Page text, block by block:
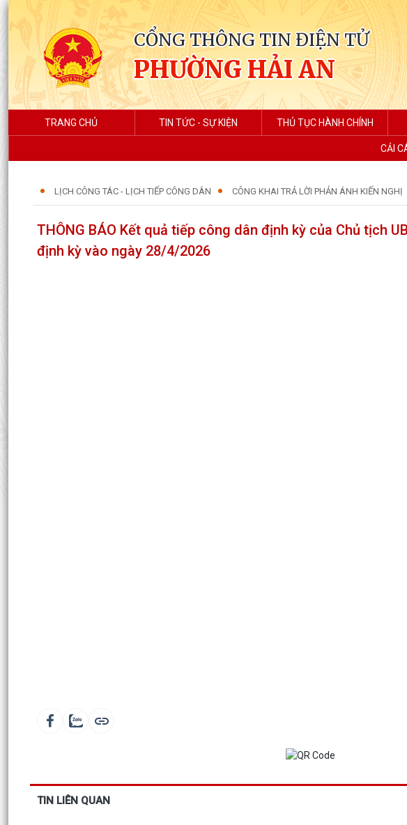
CỔNG THÔNG TIN ĐIỆN TỬ
PHƯỜNG HẢI AN
TRANG CHỦ TIN TỨC - SỰ KIỆN THỦ TỤC HÀNH CHÍNH
CẢI
LỊCH CÔNG TÁC - LỊCH TIẾP CÔNG DÂN CÔNG KHAI TRẢ LỜI PHẢN ÁNH KIẾN NGHỊ
THÔNG BÁO Kết quả tiếp công dân định kỳ của Chủ tịch
định kỳ vào ngày 28/4/2026
TIN LIÊN QUAN